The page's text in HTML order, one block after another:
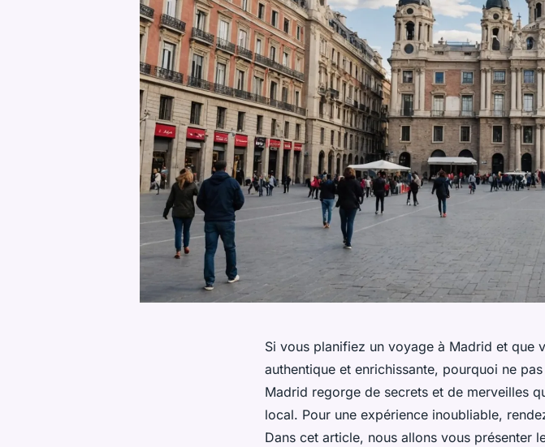
Si vous planifiez un voyage à Madrid et que
authentique et enrichissante, pourquoi ne
Madrid regorge de secrets et de merveilles
local. Pour une expérience inoubliable,
Dans cet article, nous allons vous présenter